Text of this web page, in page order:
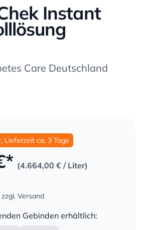
Instant
Care Deutschland
Lieferzeit ca. 3 Tage
(4.664,00 € / Liter)
zzgl. Versand
Gebinden erhältlich: